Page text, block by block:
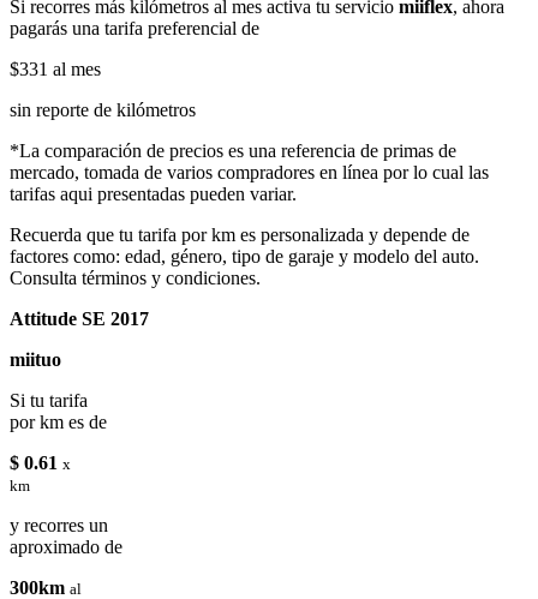
Si recorres más kilómetros al mes activa tu servicio miiflex, ahora
pagarás una tarifa preferencial de
$331 al mes
sin reporte de kilómetros
*La comparación de precios es una referencia de primas de
mercado, tomada de varios compradores en línea por lo cual las
tarifas aqui presentadas pueden variar.
Recuerda que tu tarifa por km es personalizada y depende de
factores como: edad, género, tipo de garaje y modelo del auto.
Consulta términos y condiciones.
Attitude SE 2017
miituo
Si tu tarifa
por km es de
$ 0.61 x
km
y recorres un
aproximado de
300km al